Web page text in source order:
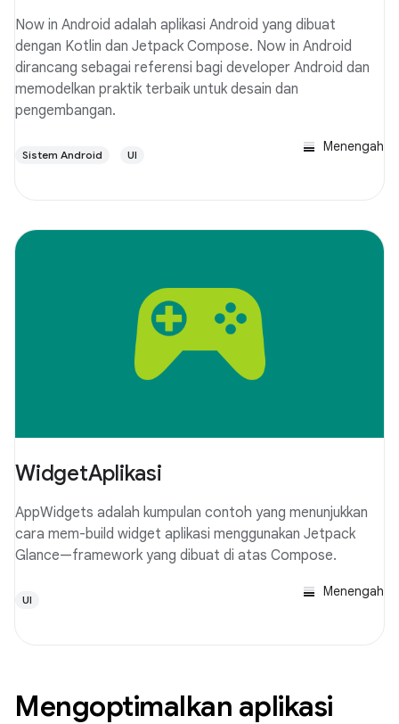
Now in Android adalah aplikasi Android yang dibuat
dengan Kotlin dan Jetpack Compose. Now in Android
dirancang sebagai referensi bagi developer Android dan
memodelkan praktik terbaik untuk desain dan
pengembangan.
Sistem Android UI
Menengah
WidgetAplikasi
AppWidgets adalah kumpulan contoh yang menunjukkan
cara mem-build widget aplikasi menggunakan Jetpack
Glance—framework yang dibuat di atas Compose.
UI
Menengah
Mengoptimalkan aplikasi